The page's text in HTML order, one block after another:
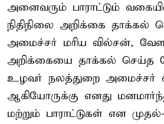
அனைவரும் பாராட்டும்
நிதிநிலை அறிக்கை தாக்கல்
அமைச்சர் மரிய வில்சன்,
அறிக்கையை தாக்கல் செய்த
உழவர் நலத்துறை அமைச்சர்
ஆகியோருக்கு எனது
மற்றும் பாராட்டுகள் என